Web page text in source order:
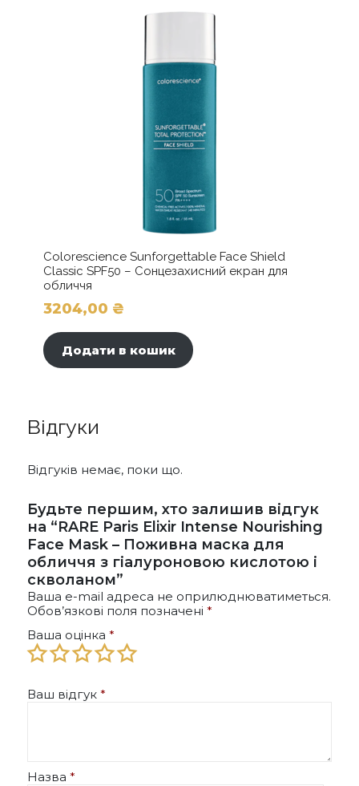
Colorescience Sunforgettable Face Shield
Classic SPF50 – Сонцезахисний екран для
обличчя
3204,00 ₴
Додати в кошик
Відгуки
Відгуків немає, поки що.
Будьте першим, хто залишив відгук
на “RARE Paris Elixir Intense Nourishing
Face Mask – Поживна маска для
обличчя з гіалуроновою кислотою і
скволаном”
Ваша e-mail адреса не оприлюднюватиметься.
Обов’язкові поля позначені *
Ваша оцінка *
Ваш відгук *
Назва *